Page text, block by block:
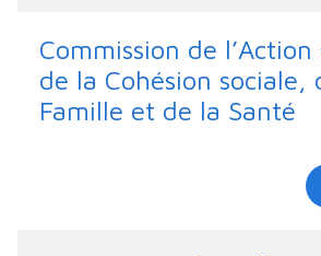
Commission de l’Action
de la Cohésion sociale,
Famille et de la Santé